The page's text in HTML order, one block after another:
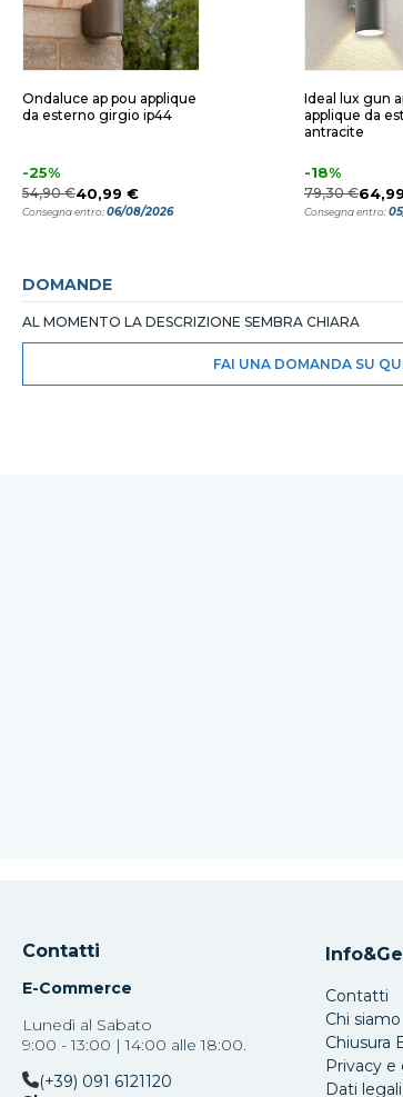
Ondaluce ap pou applique
da esterno girgio ip44
-25%
54,90 €40,99 €
Consegna entro:06/08/2026
Ideal lux gun
applique da
antracite
-18%
79,30 €
Consegna entro:
DOMANDE
AL MOMENTO LA DESCRIZIONE SEMBRA CHIARA
FAI UNA DOMANDA SU
Contatti
E-Commerce
Lunedì al Sabato
9:00 - 13:00 | 14:00 alle 18:00.
(+39) 091 6121120
Contatti
Chi siamo
Chiusura
Privacy e
Dati legali